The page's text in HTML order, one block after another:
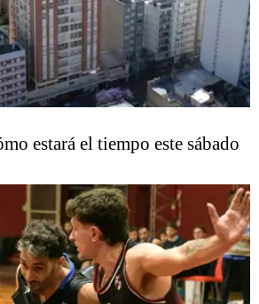
estará el tiempo este sábado